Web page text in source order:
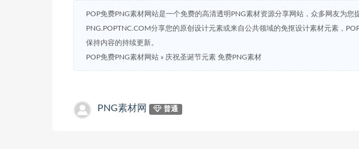
POP免费PNG素材网站是一个免费的高清透明PNG素材资源分享网站，众多网友为您
PNG.POPTNC.COM分享您的原创设计元素或来自公共领域的免抠设计素材元素，
保持内容的持续更新。
POP免费PNG素材网站 » 庆祝圣诞节元素 免费PNG素材
PNG素材网 普通